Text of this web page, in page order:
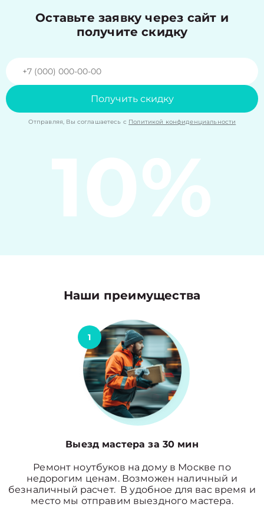
Оставьте заявку через сайт и
получите скидку
Получить скидку
Отправляя, Вы соглашаетесь с Политикой конфиденциальности
10%
Наши преимущества
1
Выезд мастера за 30 мин
Ремонт ноутбуков на дому в Москве по
недорогим ценам. Возможен наличный и
безналичный расчет. В удобное для вас время и
место мы отправим выездного мастера.